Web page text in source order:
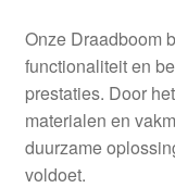
Klachtenprocedure
Levering
Mijn account
Onze Draadboom
functionaliteit en
prestaties. Door
materialen en
duurzame
voldoet.